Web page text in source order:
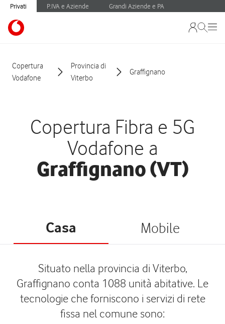
Privati P.IVA e Aziende Grandi Aziende e PA
Copertura
Vodafone
Provincia di
Viterbo
Graffignano
Copertura Fibra e 5G
Vodafone a
Graffignano (VT)
Casa Mobile
Situato nella provincia di Viterbo,
Graffignano conta 1088 unità abitative. Le
tecnologie che forniscono i servizi di rete
fissa nel comune sono: